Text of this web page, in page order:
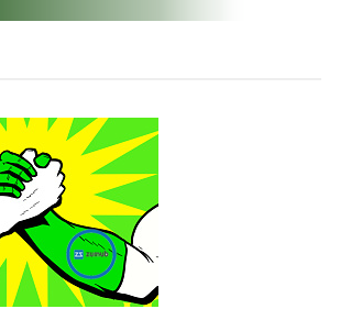
é apresentada como WWE
no SmackDown
bracket do torneio por World
México
2026